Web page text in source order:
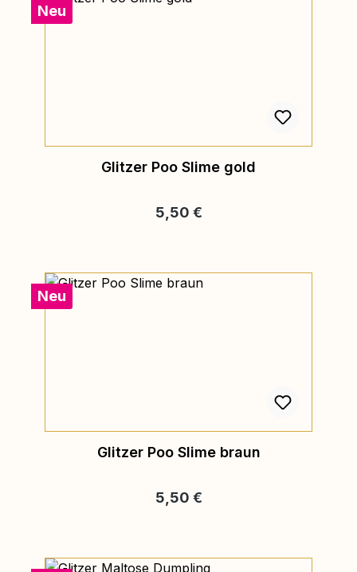
Neu
Glitzer Poo Slime gold
Regulärer Preis:
5,50 €
Neu
Glitzer Poo Slime braun
Regulärer Preis:
5,50 €